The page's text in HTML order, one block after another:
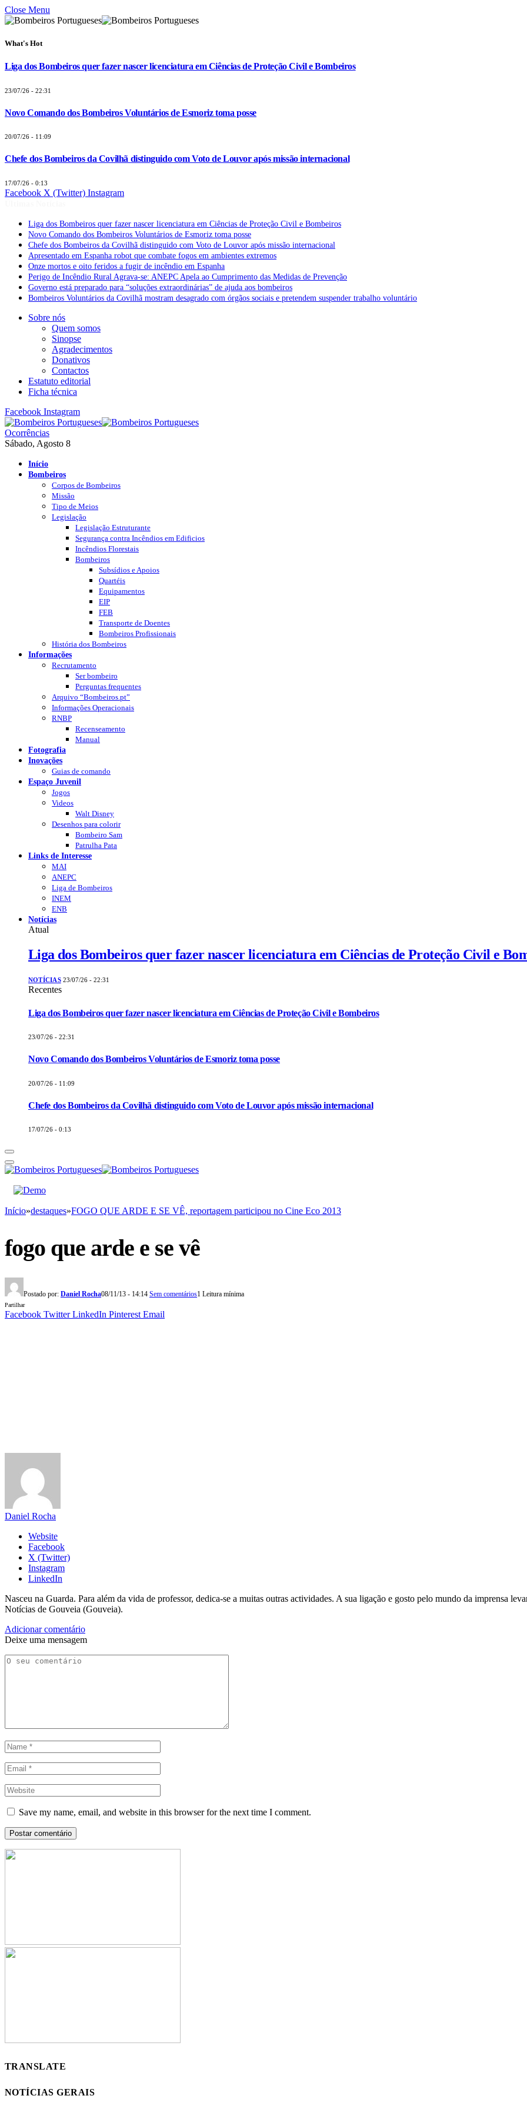
Close Menu
What's Hot
Liga dos Bombeiros quer fazer nascer licenciatura em Ciências de Proteção Civil e Bombeiros
23/07/26 - 22:31
Novo Comando dos Bombeiros Voluntários de Esmoriz toma posse
20/07/26 - 11:09
Chefe dos Bombeiros da Covilhã distinguido com Voto de Louvor após missão internacional
17/07/26 - 0:13
Facebook X (Twitter) Instagram
Liga dos Bombeiros quer fazer nascer licenciatura em Ciências de Proteção Civil e Bombeiros
Novo Comando dos Bombeiros Voluntários de Esmoriz toma posse
Chefe dos Bombeiros da Covilhã distinguido com Voto de Louvor após missão internacional
Apresentado em Espanha robot que combate fogos em ambientes extremos
Onze mortos e oito feridos a fugir de incêndio em Espanha
Perigo de Incêndio Rural Agrava-se: ANEPC Apela ao Cumprimento das Medidas de Prevenção
Governo está preparado para “soluções extraordinárias” de ajuda aos bombeiros
Bombeiros Voluntários da Covilhã mostram desagrado com órgãos sociais e pretendem suspender trabalho voluntário
Sobre nós
Quem somos
Sinopse
Agradecimentos
Donativos
Contactos
Estatuto editorial
Ficha técnica
Facebook Instagram
Ocorrências
Sábado, Agosto 8
Início
Bombeiros
Corpos de Bombeiros
Missão
Tipo de Meios
Legislação
Legislação Estruturante
Segurança contra Incêndios em Edificios
Incêndios Florestais
Bombeiros
Subsídios e Apoios
Quartéis
Equipamentos
EIP
FEB
Transporte de Doentes
Bombeiros Profissionais
História dos Bombeiros
Informações
Recrutamento
Ser bombeiro
Perguntas frequentes
Arquivo “Bombeiros.pt”
Informações Operacionais
RNBP
Recenseamento
Manual
Fotografia
Inovações
Guias de comando
Espaço Juvenil
Jogos
Videos
Walt Disney
Desenhos para colorir
Bombeiro Sam
Patrulha Pata
Links de Interesse
MAI
ANEPC
Liga de Bombeiros
INEM
ENB
Notícias
Atual
Liga dos Bombeiros quer fazer nascer licenciatura em Ciências de Proteção Civil e
NOTÍCIAS 23/07/26 - 22:31
Recentes
Liga dos Bombeiros quer fazer nascer licenciatura em Ciências de Proteção Civil e Bombeiros
23/07/26 - 22:31
Novo Comando dos Bombeiros Voluntários de Esmoriz toma posse
20/07/26 - 11:09
Chefe dos Bombeiros da Covilhã distinguido com Voto de Louvor após missão internacional
17/07/26 - 0:13
Início»destaques»FOGO QUE ARDE E SE VÊ, reportagem participou no Cine Eco 2013
fogo que arde e se vê
Postado por: Daniel Rocha08/11/13 - 14:14 Sem comentários1 Leitura mínima
Partilhar
Facebook Twitter LinkedIn Pinterest Email
Daniel Rocha
Website
Facebook
X (Twitter)
Instagram
LinkedIn
Nasceu na Guarda. Para além da vida de professor, dedica-se a muitas outras actividades. A sua ligação e gosto pelo mundo da imprensa
Notícias de Gouveia (Gouveia).
Adicionar comentário
Deixe uma mensagem
Save my name, email, and website in this browser for the next time I comment.
TRANSLATE
NOTÍCIAS GERAIS